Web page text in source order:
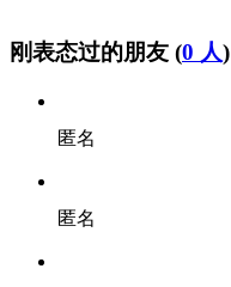
刚表态过的朋友 (0 人)
匿名
匿名